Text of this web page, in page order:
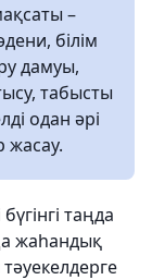
–
білім
дамуы,
табысты
одан әрі
жасау.
таңда
жаһандық